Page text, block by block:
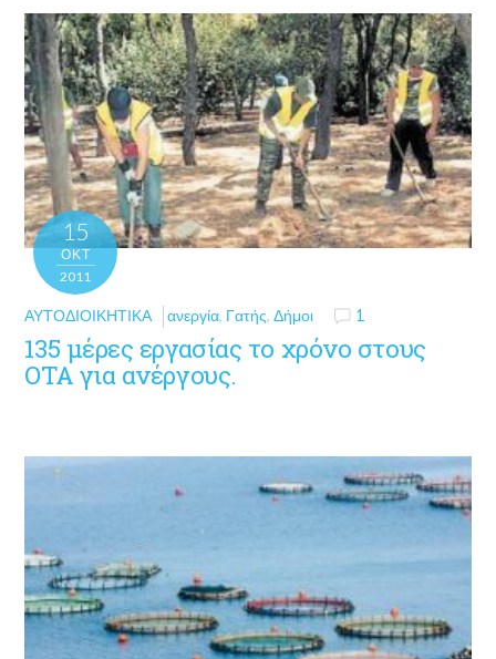
15
ΟΚΤ
2011
ΑΥΤΟΔΙΟΙΚΗΤΙΚΆ ανεργία, Γατής,Δήμοι 1
135 μέρες εργασίας το χρόνο στους
ΟΤΑ για ανέργους.